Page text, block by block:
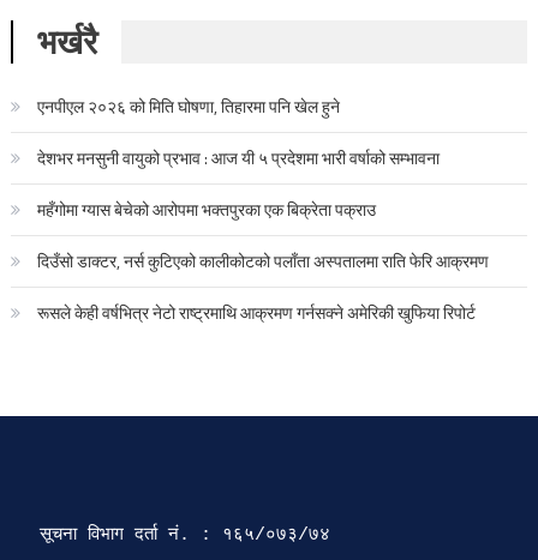
भर्खरै
एनपीएल २०२६ को मिति घोषणा, तिहारमा पनि खेल हुने
देशभर मनसुनी वायुको प्रभाव : आज यी ५ प्रदेशमा भारी वर्षाको सम्भावना
महँगोमा ग्यास बेचेको आरोपमा भक्तपुरका एक बिक्रेता पक्राउ
दिउँसो डाक्टर, नर्स कुटिएको कालीकोटको पलाँता अस्पतालमा राति फेरि आक्रमण
रूसले केही वर्षभित्र नेटो राष्ट्रमाथि आक्रमण गर्नसक्ने अमेरिकी खुफिया रिपोर्ट
सूचना विभाग दर्ता‍ नं. : १६५/०७३/७४